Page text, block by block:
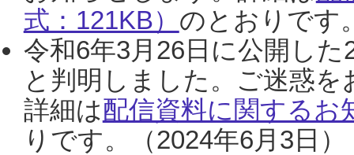
式：121KB） のとおりです
令和6年3月26日に公開し
と判明しました。ご迷惑
詳細は配信資料に関するお
りです。（2024年6月3日）